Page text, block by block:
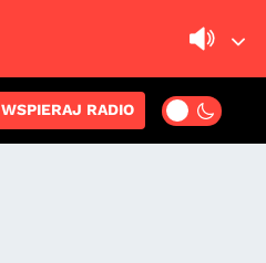
WSPIERAJ RADIO